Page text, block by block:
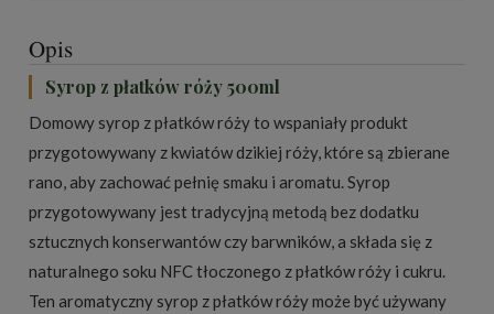
Opis
Syrop z płatków róży 500ml
Domowy syrop z płatków róży to wspaniały produkt
przygotowywany z kwiatów dzikiej róży, które są zbierane
rano, aby zachować pełnię smaku i aromatu. Syrop
przygotowywany jest tradycyjną metodą bez dodatku
sztucznych konserwantów czy barwników, a składa się z
naturalnego soku NFC tłoczonego z płatków róży i cukru.
Ten aromatyczny syrop z płatków róży może być używany